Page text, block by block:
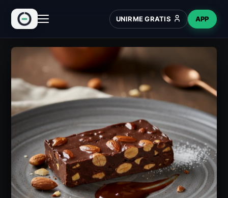
INICIO
RECETAS
HUB
WIKI
UNIRME GRATIS APP